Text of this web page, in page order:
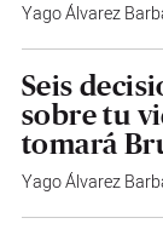
Yago Álvarez
Seis
sobre tu
tomará
Yago Álvarez